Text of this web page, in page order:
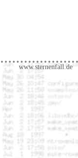
www.sternenfall.de